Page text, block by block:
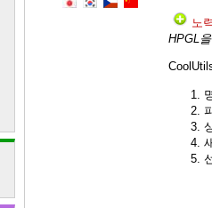
노
HPGL